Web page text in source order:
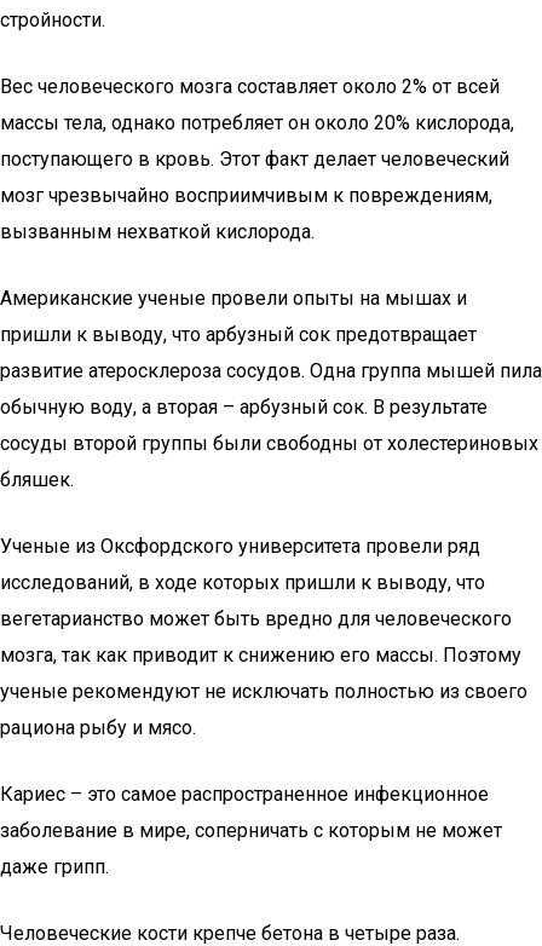
стройности.
Вес человеческого мозга составляет около 2% от всей
массы тела, однако потребляет он около 20% кислорода,
поступающего в кровь. Этот факт делает человеческий
мозг чрезвычайно восприимчивым к повреждениям,
вызванным нехваткой кислорода.
Американские ученые провели опыты на мышах и
пришли к выводу, что арбузный сок предотвращает
развитие атеросклероза сосудов. Одна группа мышей пила
обычную воду, а вторая – арбузный сок. В результате
сосуды второй группы были свободны от холестериновых
бляшек.
Ученые из Оксфордского университета провели ряд
исследований, в ходе которых пришли к выводу, что
вегетарианство может быть вредно для человеческого
мозга, так как приводит к снижению его массы. Поэтому
ученые рекомендуют не исключать полностью из своего
рациона рыбу и мясо.
Кариес – это самое распространенное инфекционное
заболевание в мире, соперничать с которым не может
даже грипп.
Человеческие кости крепче бетона в четыре раза.